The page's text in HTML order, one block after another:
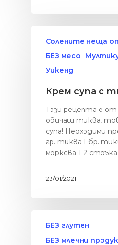
Солените неща
БЕЗ месо
Уикенд
Крем супа с
Тази рецепта е от
обичаш тиква,
супа! Неоходими
гр. тиква 1 бр.
моркова 1-2 стръка
23/01/2021
БЕЗ глутен
БЕЗ млечни